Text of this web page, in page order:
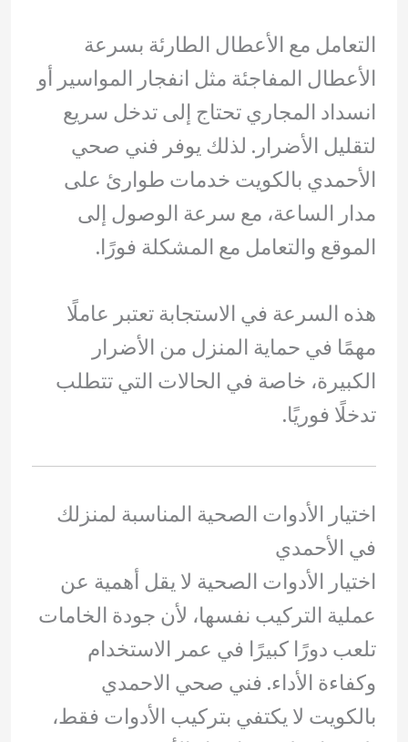
التعامل مع الأعطال الطارئة بسرعة
الأعطال المفاجئة مثل انفجار المواسير أو
انسداد المجاري تحتاج إلى تدخل سريع
لتقليل الأضرار. لذلك يوفر فني صحي
الأحمدي بالكويت خدمات طوارئ على
مدار الساعة، مع سرعة الوصول إلى
الموقع والتعامل مع المشكلة فورًا.
هذه السرعة في الاستجابة تعتبر عاملًا
مهمًا في حماية المنزل من الأضرار
الكبيرة، خاصة في الحالات التي تتطلب
تدخلًا فوريًا.
اختيار الأدوات الصحية المناسبة لمنزلك
في الأحمدي
اختيار الأدوات الصحية لا يقل أهمية عن
عملية التركيب نفسها، لأن جودة الخامات
تلعب دورًا كبيرًا في عمر الاستخدام
وكفاءة الأداء. فني صحي الاحمدي
بالكويت لا يكتفي بتركيب الأدوات فقط،